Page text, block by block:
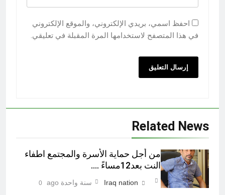
احفظ اسمي، بريدي الإلكتروني، والموقع الإلكتروني
في هذا المتصفح لاستخدامها المرة المقبلة في تعليقي.
Related News
من أجل حماية الأسرة والمجتمع اطفاء
النت بعد12مساءً ….
Iraq nation سنة واحدة ago 0